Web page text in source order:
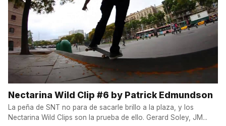
Nectarina Wild Clip #6 by Patrick Edmundson
La peña de SNT no para de sacarle brillo a la plaza, y los
Nectarina Wild Clips son la prueba de ello. Gerard Soley, JM...